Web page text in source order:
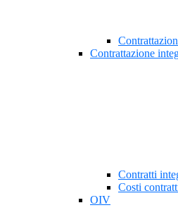
Contrattazione
Contratti
Costi
OIV